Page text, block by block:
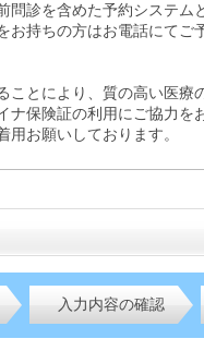
診を含めた予約システム
持ちの方はお電話にてご
ことにより、質の高い医療
保険証の利用にご協力を
用お願いしております。
入力内容の確認